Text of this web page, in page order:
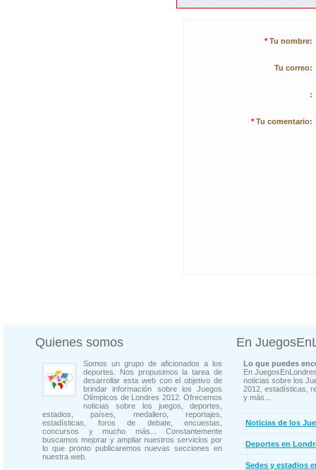
* Tu nombre:
Tu correo:
:
* Tu comentario:
Quienes somos
Somos un grupo de aficionados a los
deportes. Nos propusimos la tarea de
desarrollar esta web con el objetivo de
brindar información sobre los Juegos
Olímpicos de Londres 2012. Ofrecemos
noticias sobre los juegos, deportes,
estadios, países, medallero, reportajes,
estadísticas, foros de debate, encuestas,
concursos y mucho más... Constantemente
buscamos mejorar y ampliar nuestros servicios por
lo que pronto publicaremos nuevas secciones en
nuestra web.
En
Lo que puedes
En
noticias sobre los
2012, estadísticas,
y más...
Noticias de los
Deportes en
Sedes y estadios